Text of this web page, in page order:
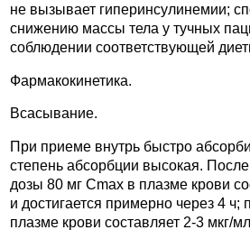
не вызывает гиперинсулинемии;
снижению массы тела у тучных
соблюдении соответствующей
Фармакокинетика.
Всасывание.
При приеме внутрь быстро
степень абсорбции высокая.
дозы 80 мг Cmax в плазме крови
и достигается примерно через 4 ч;
плазме крови составляет 2-3 мкг/